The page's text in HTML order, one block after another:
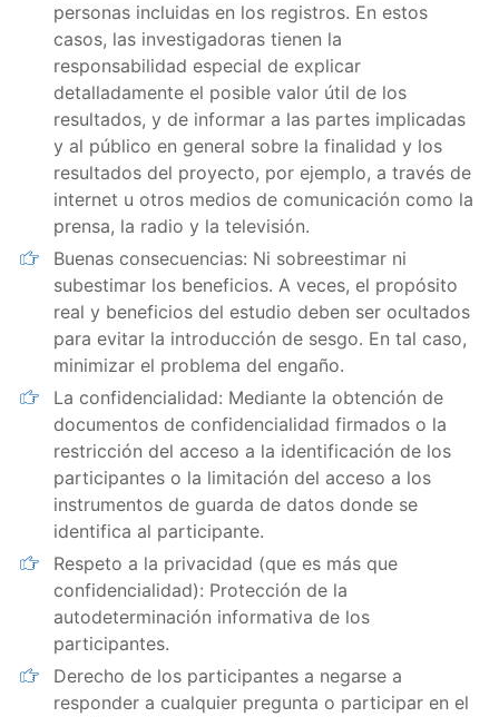
personas incluidas en los registros. En estos
casos, las investigadoras tienen la
responsabilidad especial de explicar
detalladamente el posible valor útil de los
resultados, y de informar a las partes implicadas
y al público en general sobre la finalidad y los
resultados del proyecto, por ejemplo, a través de
internet u otros medios de comunicación como la
prensa, la radio y la televisión.
Buenas consecuencias: Ni sobreestimar ni
subestimar los beneficios. A veces, el propósito
real y beneficios del estudio deben ser ocultados
para evitar la introducción de sesgo. En tal caso,
minimizar el problema del engaño.
La confidencialidad: Mediante la obtención de
documentos de confidencialidad firmados o la
restricción del acceso a la identificación de los
participantes o la limitación del acceso a los
instrumentos de guarda de datos donde se
identifica al participante.
Respeto a la privacidad (que es más que
confidencialidad): Protección de la
autodeterminación informativa de los
participantes.
Derecho de los participantes a negarse a
responder a cualquier pregunta o participar en el